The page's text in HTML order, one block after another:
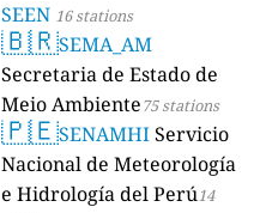
SEEN 16 stations
🇧🇷SEMA_AM
Secretaria de Estado de
Meio Ambiente75 stations
🇵🇪SENAMHIServicio
Nacional de Meteorología
e Hidrología del Perú14